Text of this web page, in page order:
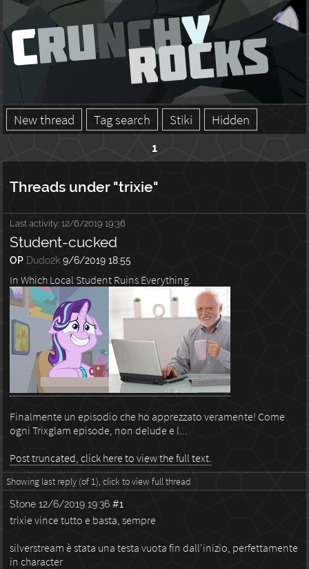
New thread Tag search Stiki Hidden
1
Threads under "trixie"
Last activity:12/6/2019 19:36
Student-cucked
OP Dudo2k 9/6/2019 18:55
In Which Local Student Ruins Everything.
Finalmente un episodio che ho apprezzato veramente! Come
ogni Trixglam episode, non delude e l...
Post truncated, click here to view the full text.
Showing last reply (of 1), click to view full thread
Stone 12/6/2019 19:36 #1
trixie vince tutto e basta, sempre
silverstream è stata una testa vuota fin dall'inizio, perfettamente
in character